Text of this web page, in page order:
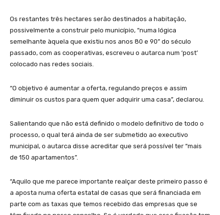
Os restantes três hectares serão destinados a habitação,
possivelmente a construir pelo município, “numa lógica
semelhante àquela que existiu nos anos 80 e 90” do século
passado, com as cooperativas, escreveu o autarca num ‘post’
colocado nas redes sociais.
“O objetivo é aumentar a oferta, regulando preços e assim
diminuir os custos para quem quer adquirir uma casa”, declarou.
Salientando que não está definido o modelo definitivo de todo o
processo, o qual terá ainda de ser submetido ao executivo
municipal, o autarca disse acreditar que será possível ter “mais
de 150 apartamentos”.
“Aquilo que me parece importante realçar deste primeiro passo é
a aposta numa oferta estatal de casas que será financiada em
parte com as taxas que temos recebido das empresas que se